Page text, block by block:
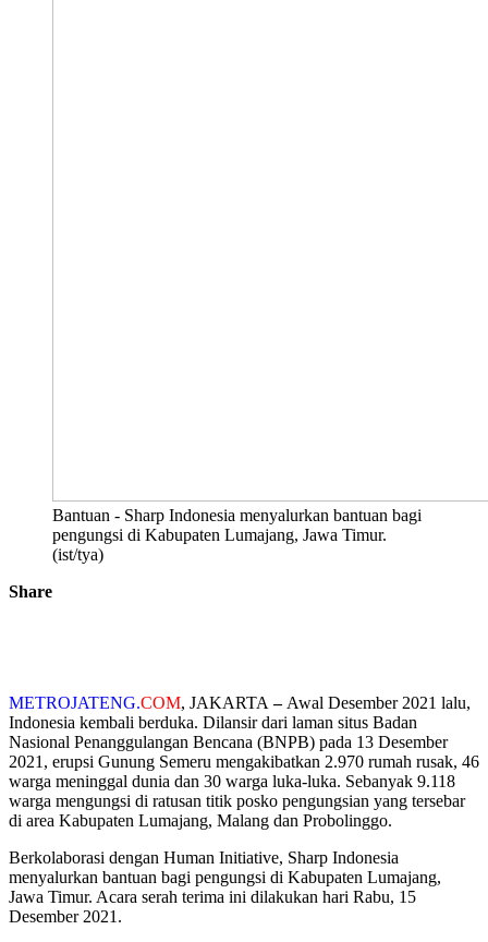
Bantuan - Sharp Indonesia menyalurkan bantuan bagi
pengungsi di Kabupaten Lumajang, Jawa Timur.
(ist/tya)
Share
METROJATENG.COM, JAKARTA – Awal Desember 2021 lalu,
Indonesia kembali berduka. Dilansir dari laman situs Badan
Nasional Penanggulangan Bencana (BNPB) pada 13 Desember
2021, erupsi Gunung Semeru mengakibatkan 2.970 rumah rusak, 46
warga meninggal dunia dan 30 warga luka-luka. Sebanyak 9.118
warga mengungsi di ratusan titik posko pengungsian yang tersebar
di area Kabupaten Lumajang, Malang dan Probolinggo.
Berkolaborasi dengan Human Initiative, Sharp Indonesia
menyalurkan bantuan bagi pengungsi di Kabupaten Lumajang,
Jawa Timur. Acara serah terima ini dilakukan hari Rabu, 15
Desember 2021.